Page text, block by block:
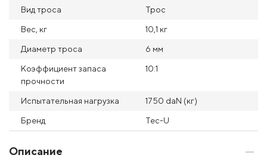
Вид троса Трос
Вес, кг 10,1 кг
Диаметр троса 6 мм
Коэффициент запаса
прочности
10:1
Испытательная нагрузка 1750 daN (кг)
Бренд Tec-U
Описание